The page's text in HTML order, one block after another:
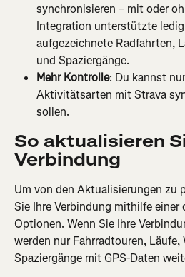
synchronisieren – mit oder
Integration unterstützte
aufgezeichnete Radfahrten,
und Spaziergänge.
Mehr Kontrolle: Du kannst
Aktivitätsarten mit Strava
sollen.
So aktualisieren
Verbindung
Um von den Aktualisierungen zu
Sie Ihre Verbindung mithilfe
Optionen. Wenn Sie Ihre
werden nur Fahrradtouren, Läufe,
Spaziergänge mit GPS-Daten